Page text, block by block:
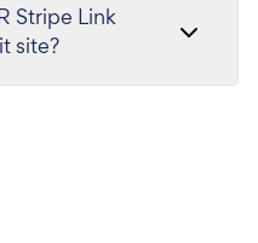
Stripe Link
site?